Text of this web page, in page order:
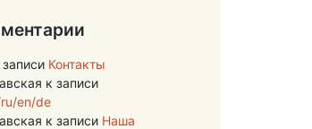
записи Контакты
к записи
en/de
к записи Наша